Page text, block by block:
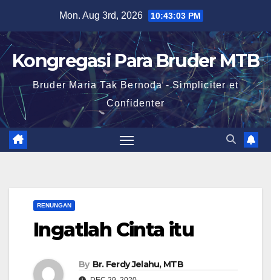
content
Mon. Aug 3rd, 2026 10:43:04 PM
Kongregasi Para Bruder MTB
Bruder Maria Tak Bernoda - Simpliciter et
Confidenter
RENUNGAN
Ingatlah Cinta itu
By Br. Ferdy Jelahu, MTB